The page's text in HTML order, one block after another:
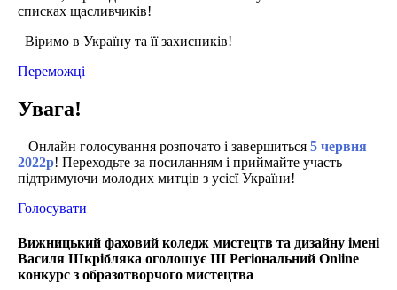
списках щасливчиків!
Віримо в Україну та її захисників!
Переможці
Увага!
Онлайн голосування розпочато і завершиться 5 червня
2022р! Переходьте за посиланням і приймайте участь
підтримуючи молодих митців з усієї України!
Голосувати
Вижницький фаховий коледж мистецтв та дизайну імені
Василя Шкрібляка оголошує ІІІ Регіональний Online
конкурс з образотворчого мистецтва